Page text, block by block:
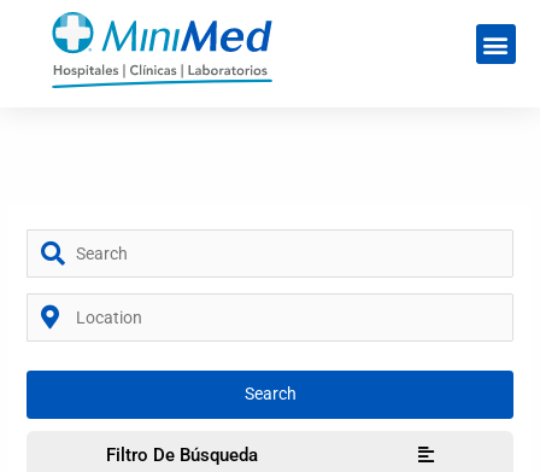
Filtro De Búsqueda